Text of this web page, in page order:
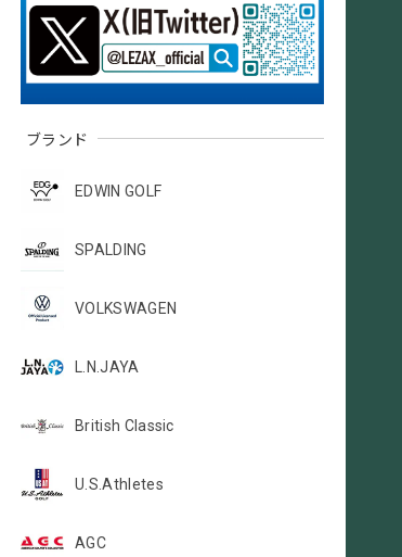
ブランド
EDWIN GOLF
SPALDING
VOLKSWAGEN
L.N.JAYA
British Classic
U.S.Athletes
AGC